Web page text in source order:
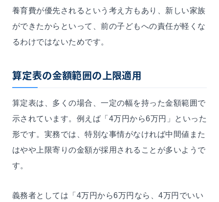
養育費が優先されるという考え方もあり、新しい家族
ができたからといって、前の子どもへの責任が軽くな
るわけではないためです。
算定表の金額範囲の上限適用
算定表は、多くの場合、一定の幅を持った金額範囲で
示されています。例えば「4万円から6万円」といった
形です。実務では、特別な事情がなければ中間値また
はやや上限寄りの金額が採用されることが多いようで
す。
義務者としては「4万円から6万円なら、4万円でいい